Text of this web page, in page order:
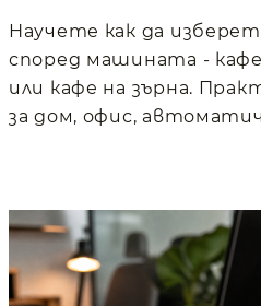
Научете как да
според машината - кафе
или кафе на зърна.
за дом, офис,